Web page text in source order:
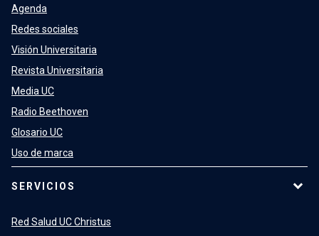
Agenda
Redes sociales
Visión Universitaria
Revista Universitaria
Media UC
Radio Beethoven
Glosario UC
Uso de marca
SERVICIOS
Red Salud UC Christus